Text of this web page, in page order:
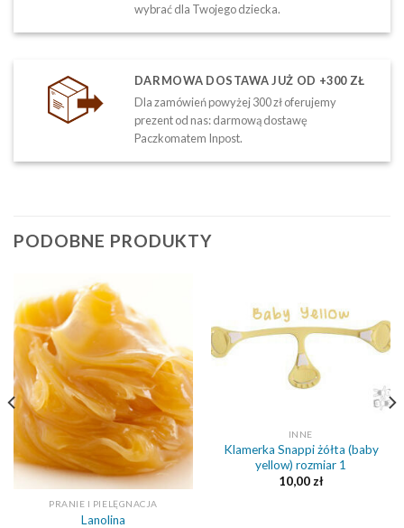
wybrać dla Twojego dziecka.
DARMOWA DOSTAWA JUŻ OD +300 ZŁ
Dla zamówień powyżej 300 zł oferujemy
prezent od nas: darmową dostawę
Paczkomatem Inpost.
PODOBNE PRODUKTY
PRANIE I PIELĘGNACJA
Lanolina
INNE
Klamerka Snappi żółta (baby
yellow) rozmiar 1
10,00 zł